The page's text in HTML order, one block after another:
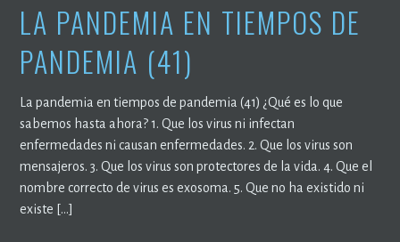
LA PANDEMIA EN TIEMPOS DE
PANDEMIA (41)
La pandemia en tiempos de pandemia (41) ¿Qué es lo que
sabemos hasta ahora? 1. Que los virus ni infectan
enfermedades ni causan enfermedades. 2. Que los virus son
mensajeros. 3. Que los virus son protectores de la vida. 4. Que el
nombre correcto de virus es exosoma. 5. Que no ha existido ni
existe […]